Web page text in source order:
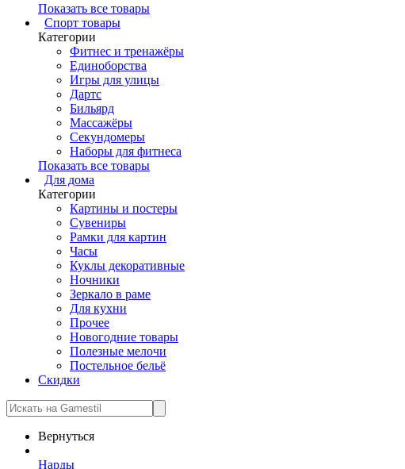
Показать все товары
Cпорт товары
Категории
Фитнес и тренажёры
Единоборства
Игры для улицы
Дартс
Бильярд
Массажёры
Секундомеры
Наборы для фитнеса
Показать все товары
Для дома
Категории
Картины и постеры
Сувениры
Рамки для картин
Часы
Куклы декоративные
Ночники
Зеркало в раме
Для кухни
Прочее
Новогодние товары
Полезные мелочи
Постельное бельё
Скидки
Вернуться
Нарды